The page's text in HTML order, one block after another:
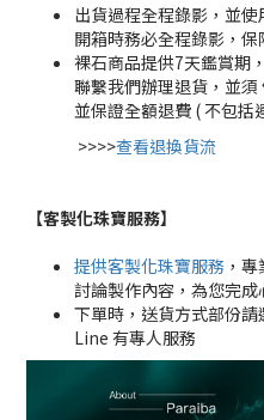
出貨過程全程錄影，並
開箱時務必全程錄影，保
裸石商品提供7天鑑賞期
聯繫我們辦理退貨，並須
並保證全額退費 ( 不包括
>>>>查看退換貨流
【客製化珠寶服務】
提供客製化珠寶服務 ，
討論製作內容，為您完成
下單時，送貨方式部份請
Line 有專人服務